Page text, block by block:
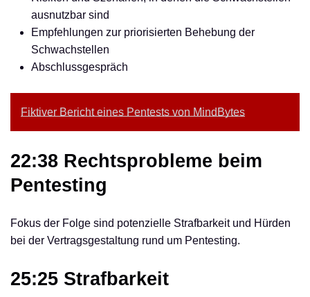
ausnutzbar sind
Empfehlungen zur priorisierten Behebung der
Schwachstellen
Abschlussgespräch
Fiktiver Bericht eines Pentests von MindBytes
22:38 Rechtsprobleme beim
Pentesting
Fokus der Folge sind potenzielle Strafbarkeit und Hürden
bei der Vertragsgestaltung rund um Pentesting.
25:25 Strafbarkeit